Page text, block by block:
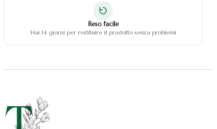
Reso facile
Hai 14 giorni per restituire il prodotto senza problemi